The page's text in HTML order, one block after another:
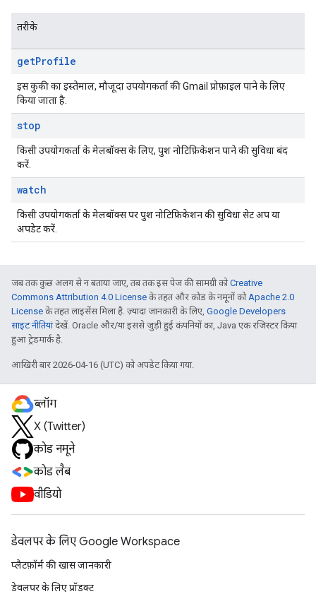
तरीके
getProfile
इस कुकी का इस्तेमाल, मौजूदा उपयोगकर्ता की Gmail प्रोफ़ाइल पाने के लिए
किया जाता है.
stop
किसी उपयोगकर्ता के मेलबॉक्स के लिए, पुश नोटिफ़िकेशन पाने की सुविधा बंद
करें.
watch
किसी उपयोगकर्ता के मेलबॉक्स पर पुश नोटिफ़िकेशन की सुविधा सेट अप या
अपडेट करें.
जब तक कुछ अलग से न बताया जाए, तब तक इस पेज की सामग्री कोCreative
Commons Attribution 4.0 License के तहत और कोड के नमूनों कोApache 2.0
License के तहत लाइसेंस मिला है. ज़्यादा जानकारी के लिए, Google Developers
साइट नीतियांदेखें. Oracle और/या इससे जुड़ी हुई कंपनियों का, Java एक रजिस्टर किया
हुआ ट्रेडमार्क है.
आखिरी बार 2026-04-16 (UTC) को अपडेट किया गया.
ब्लॉग
X (Twitter)
कोड नमूने
कोड लैब
वीडियो
डेवलपर के लिए Google Workspace
प्लैटफ़ॉर्म की खास जानकारी
डेवलपर के लिए प्रॉडक्ट